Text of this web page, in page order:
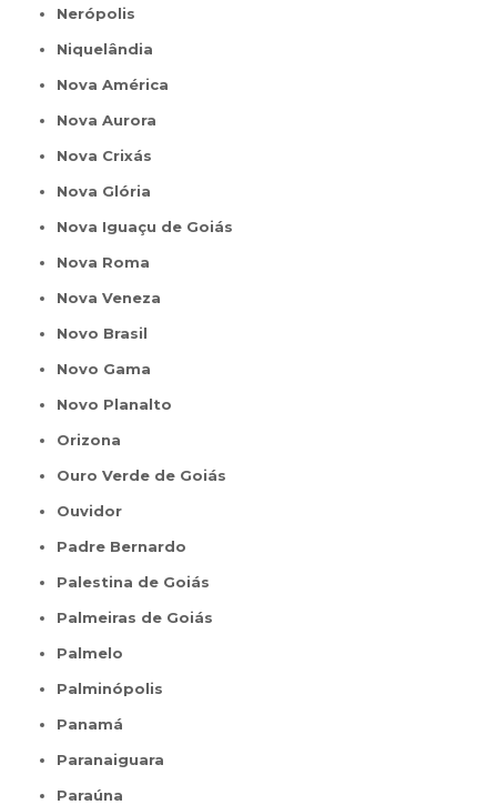
Nerópolis
Niquelândia
Nova América
Nova Aurora
Nova Crixás
Nova Glória
Nova Iguaçu de Goiás
Nova Roma
Nova Veneza
Novo Brasil
Novo Gama
Novo Planalto
Orizona
Ouro Verde de Goiás
Ouvidor
Padre Bernardo
Palestina de Goiás
Palmeiras de Goiás
Palmelo
Palminópolis
Panamá
Paranaiguara
Paraúna